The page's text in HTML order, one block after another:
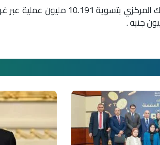
وخلال عام 2023 قام البنك المركزي